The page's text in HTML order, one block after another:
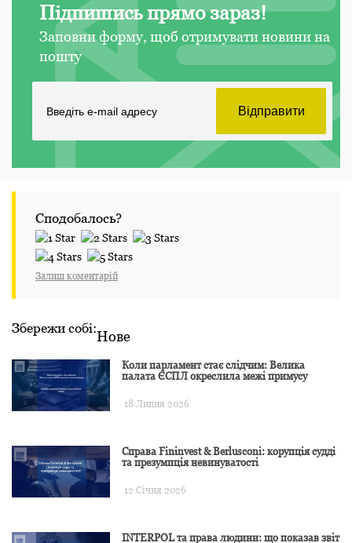
Підпишись прямо зараз!
Заповни форму, щоб отримувати новини на
пошту
Сподобалось?
Залиш коментарій
Збережи собі:Нове
Коли парламент стає слідчим: Велика
палата ЄСПЛ окреслила межі примусу
18 Липня 2026
Справа Fininvest & Berlusconi: корупція судді
та презумпція невинуватості
12 Січня 2026
INTERPOL та права людини: що показав звіт